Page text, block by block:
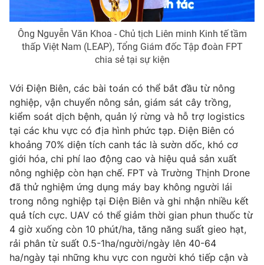
Ông Nguyễn Văn Khoa - Chủ tịch Liên minh Kinh tế tầm
thấp Việt Nam (LEAP), Tổng Giám đốc Tập đoàn FPT
chia sẻ tại sự kiện
Với Điện Biên, các bài toán có thể bắt đầu từ nông
nghiệp, vận chuyển nông sản, giám sát cây trồng,
kiểm soát dịch bệnh, quản lý rừng và hỗ trợ logistics
tại các khu vực có địa hình phức tạp. Điện Biên có
khoảng 70% diện tích canh tác là sườn dốc, khó cơ
giới hóa, chi phí lao động cao và hiệu quả sản xuất
nông nghiệp còn hạn chế. FPT và Trường Thịnh Drone
đã thử nghiệm ứng dụng máy bay không người lái
trong nông nghiệp tại Điện Biên và ghi nhận nhiều kết
quả tích cực. UAV có thể giảm thời gian phun thuốc từ
4 giờ xuống còn 10 phút/ha, tăng năng suất gieo hạt,
rải phân từ suất 0.5-1ha/người/ngày lên 40-64
ha/ngày tại những khu vực con người khó tiếp cận và